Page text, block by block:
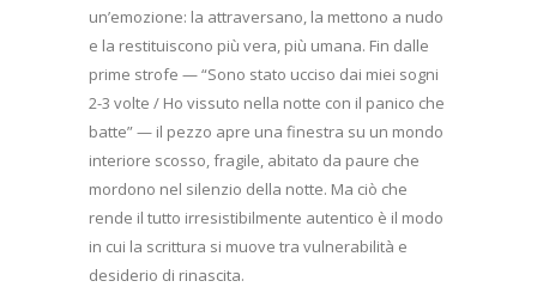
un’emozione: la attraversano, la mettono a nudo
e la restituiscono più vera, più umana. Fin dalle
prime strofe — “Sono stato ucciso dai miei sogni
2-3 volte / Ho vissuto nella notte con il panico che
batte” — il pezzo apre una finestra su un mondo
interiore scosso, fragile, abitato da paure che
mordono nel silenzio della notte. Ma ciò che
rende il tutto irresistibilmente autentico è il modo
in cui la scrittura si muove tra vulnerabilità e
desiderio di rinascita.